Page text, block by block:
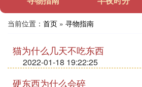
当前位置： 首页 » 寻物指南
猫为什么几天不吃东西
2022-01-18 19:22:25
硬东西为什么会碎